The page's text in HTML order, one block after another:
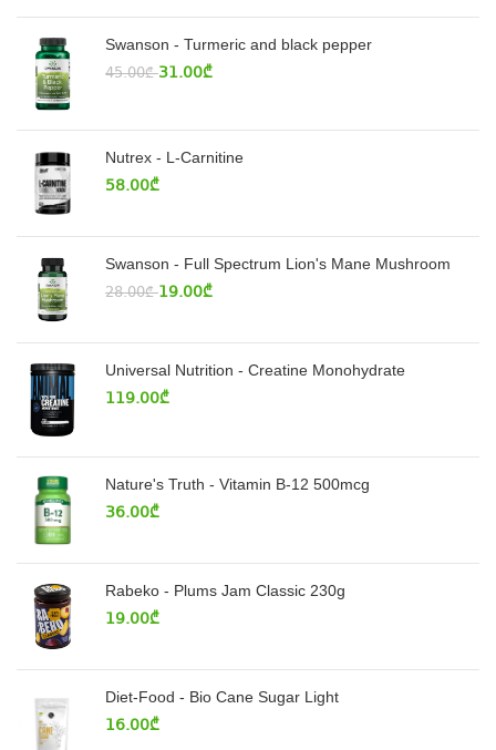
Swanson - Turmeric and black pepper
45.00₾ 31.00₾
Nutrex - L-Carnitine
58.00₾
Swanson - Full Spectrum Lion's Mane Mushroom
28.00₾ 19.00₾
Universal Nutrition - Creatine Monohydrate
119.00₾
Nature's Truth - Vitamin B-12 500mcg
36.00₾
Rabeko - Plums Jam Classic 230g
19.00₾
Diet-Food - Bio Cane Sugar Light
16.00₾